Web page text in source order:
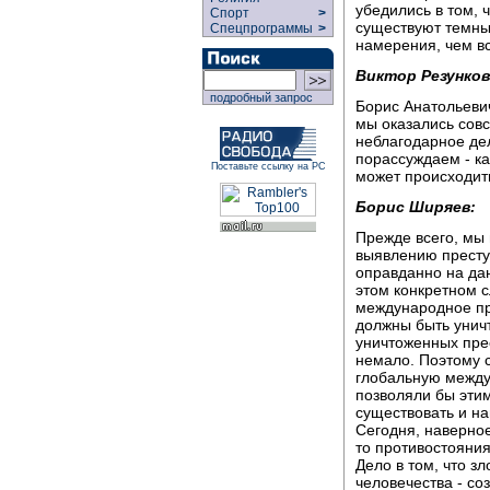
Спорт
>
Спецпрограммы >
подробный запрос
Поставьте ссылку на РС
убедились в том,
существуют
намерения, чем
Виктор
Борис
мы оказались
неблагодарное
порассуждаем -
может
Борис Ширяев:
Прежде всего, мы
выявлению
оправданно на
этом конкретном
международное
должны быть
уничтоженных
немало. Поэтому
глобальную
позволяли бы
существовать и
Сегодня,
то
Дело в том, что
человечества -